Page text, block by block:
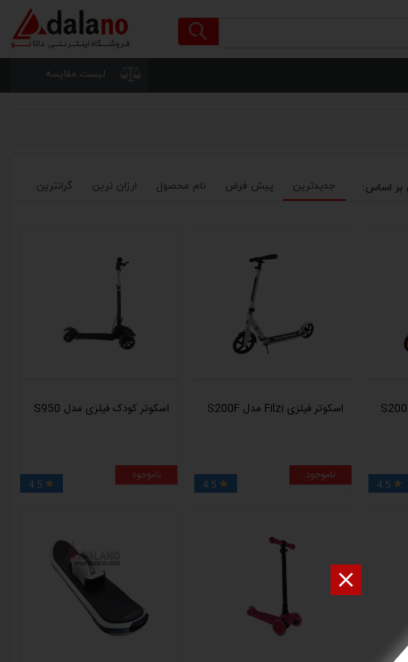
لیست مقایسه
جدیدترین پیش فرض نام محصول ارزان ترین گرانترین بر اساس:

اسکوتر فیلزی Filzi مدل S200F
ناموجود

اسکوتر کودک فیلزی مدل S950
ناموجود

4.5
